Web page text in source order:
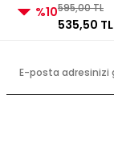
%10595,00 TL
535,50 TL